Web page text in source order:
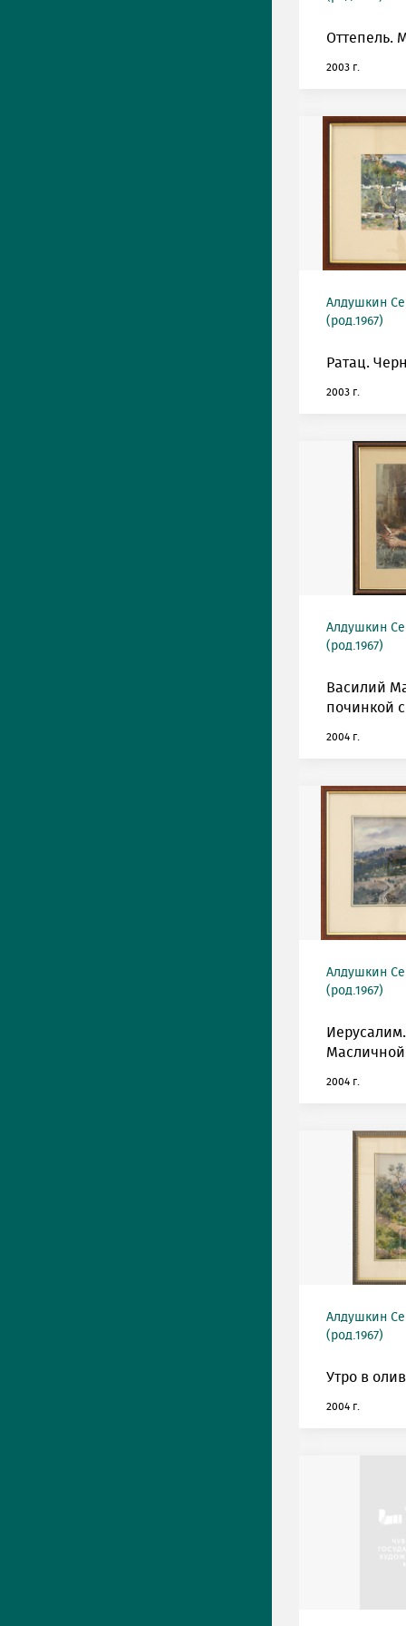
Оттепель.
2003 г.
Алдушкин
(род.1967)
Ратац.
2003 г.
Алдушкин
(род.1967)
Василий
починкой
2004 г.
Алдушкин
(род.1967)
2004 г.
Алдушкин
(род.1967)
Утро в
2004 г.